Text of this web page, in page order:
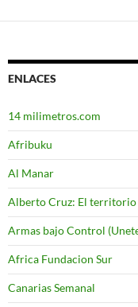
ENLACES
14 milimetros.com
Afribuku
Al Manar
Alberto Cruz: El territorio
Armas bajo Control
Africa Fundacion Sur
Canarias Semanal